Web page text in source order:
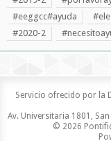
#eeggcc#ayuda
#2020-2
Servicio ofrecido por la
Av. Universitaria 1801,
© 2026